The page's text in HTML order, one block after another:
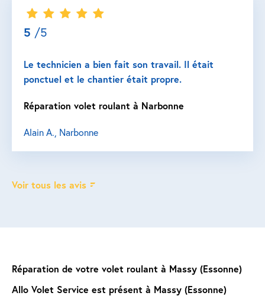
Réparation de votre volet roulant à Massy (Essonne)
Allo Volet Service est présent à Massy (Essonne)
5 /5
Le technicien a bien fait son travail. Il était
ponctuel et le chantier était propre.
Réparation volet roulant à Narbonne
Alain A., Narbonne
Voir tous les avis